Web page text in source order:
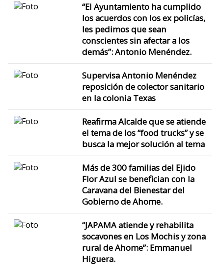
“El Ayuntamiento ha cumplido
los acuerdos con los ex policías,
les pedimos que sean
conscientes sin afectar a los
demás”: Antonio Menéndez.
Supervisa Antonio Menéndez
reposición de colector sanitario
en la colonia Texas
Reafirma Alcalde que se atiende
el tema de los “food trucks” y se
busca la mejor solución al tema
Más de 300 familias del Ejido
Flor Azul se benefician con la
Caravana del Bienestar del
Gobierno de Ahome.
“JAPAMA atiende y rehabilita
socavones en Los Mochis y zona
rural de Ahome”: Emmanuel
Higuera.